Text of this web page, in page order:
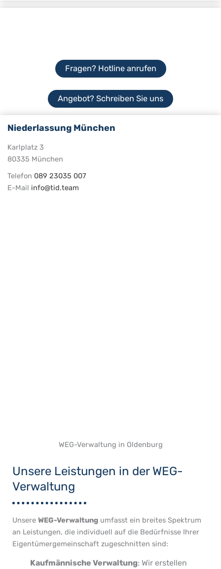
Fragen? Hotline anrufen
Angebot? Schreiben Sie uns
Niederlassung München
Karlplatz 3
80335 München
Telefon 089 23035 007
E-Mail info@tid.team
WEG-Verwaltung in Oldenburg
Unsere Leistungen in der WEG-
Verwaltung
Unsere WEG-Verwaltung umfasst ein breites Spektrum
an Leistungen, die individuell auf die Bedürfnisse Ihrer
Eigentümergemeinschaft zugeschnitten sind:
Kaufmännische Verwaltung: Wir erstellen